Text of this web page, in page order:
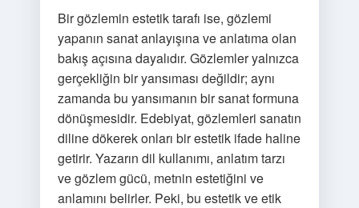
Bir gözlemin estetik tarafı ise, gözlemi
yapanın sanat anlayışına ve anlatıma olan
bakış açısına dayalıdır. Gözlemler yalnızca
gerçekliğin bir yansıması değildir; aynı
zamanda bu yansımanın bir sanat formuna
dönüşmesidir. Edebiyat, gözlemleri sanatın
diline dökerek onları bir estetik ifade haline
getirir. Yazarın dil kullanımı, anlatım tarzı
ve gözlem gücü, metnin estetiğini ve
anlamını belirler. Peki, bu estetik ve etik